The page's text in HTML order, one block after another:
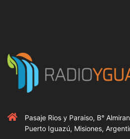
Pasaje Rios y Paraiso, B°
Puerto Iguazú, Misiones,